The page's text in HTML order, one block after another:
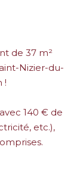
de 37 m²
Nizier-du-
!
140 € de
etc.),